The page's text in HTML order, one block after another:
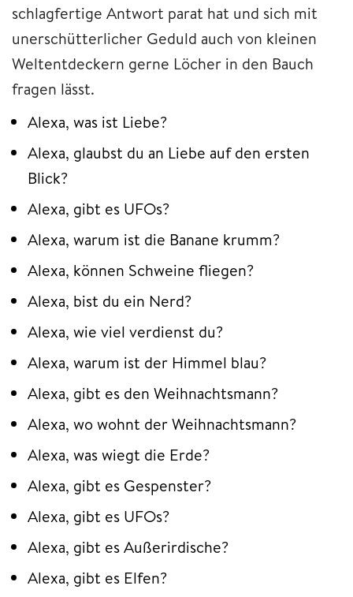
schlagfertige Antwort parat hat und sich mit
unerschütterlicher Geduld auch von kleinen
Weltentdeckern gerne Löcher in den Bauch
fragen lässt.
Alexa, was ist Liebe?
Alexa, glaubst du an Liebe auf den ersten
Blick?
Alexa, gibt es UFOs?
Alexa, warum ist die Banane krumm?
Alexa, können Schweine fliegen?
Alexa, bist du ein Nerd?
Alexa, wie viel verdienst du?
Alexa, warum ist der Himmel blau?
Alexa, gibt es den Weihnachtsmann?
Alexa, wo wohnt der Weihnachtsmann?
Alexa, was wiegt die Erde?
Alexa, gibt es Gespenster?
Alexa, gibt es UFOs?
Alexa, gibt es Außerirdische?
Alexa, gibt es Elfen?